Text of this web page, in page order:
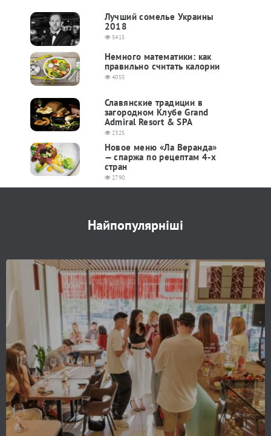
Лучший сомелье Украины
2018
5415
Немного математики: как
правильно считать калории
4055
Славянские традиции в
загородном Клубе Grand
Admiral Resort & SPA
2325
Новое меню «Ла Веранда»
— спаржа по рецептам 4-х
стран
2790
Найпопулярніші